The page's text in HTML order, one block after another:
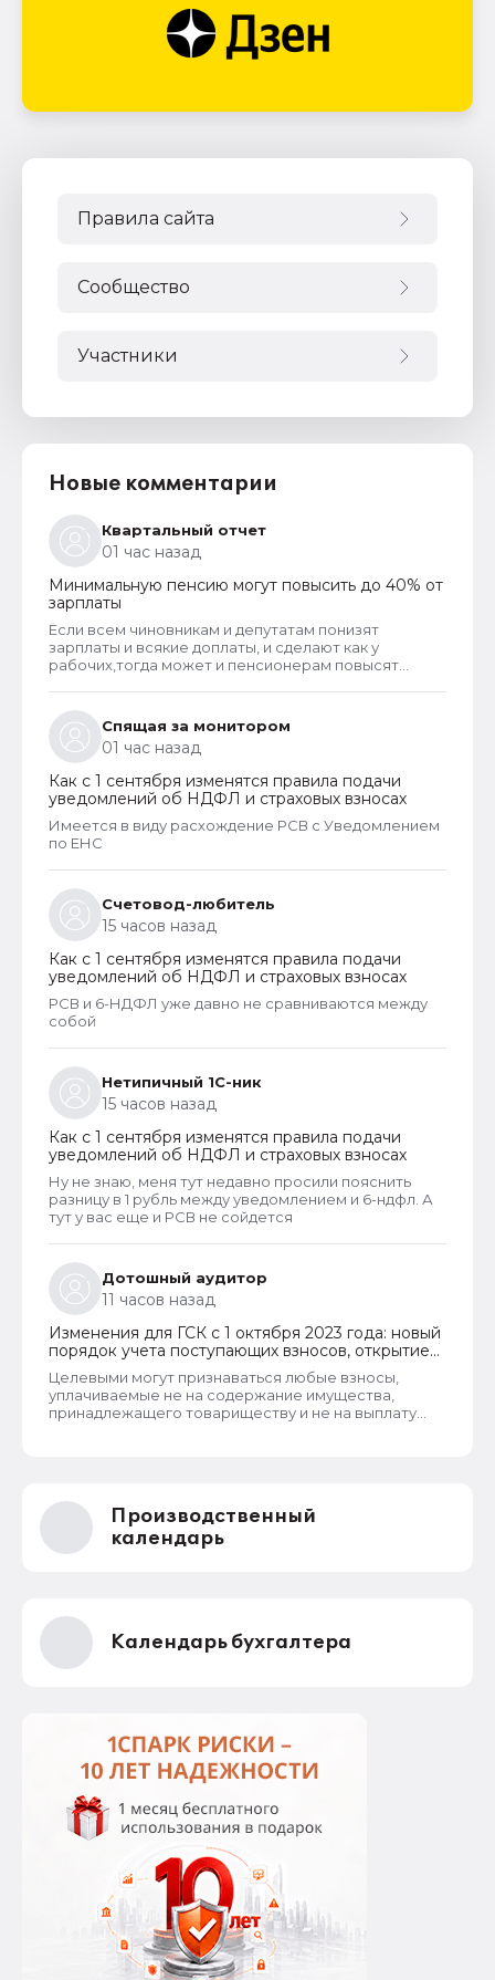
Правила сайта
Сообщество
Участники
Новые комментарии
Квартальный отчет
01 час назад
Минимальную пенсию могут повысить до 40% от
зарплаты
Если всем чиновникам и депутатам понизят
зарплаты и всякие доплаты, и сделают как у
рабочих,тогда может и пенсионерам повысят
Спящая за монитором
01 час назад
Как с 1 сентября изменятся правила подачи
уведомлений об НДФЛ и страховых взносах
Имеется в виду расхождение РСВ с Уведомлением
по ЕНС
Счетовод-любитель
15 часов назад
Как с 1 сентября изменятся правила подачи
уведомлений об НДФЛ и страховых взносах
РСВ и 6-НДФЛ уже давно не сравниваются между
собой
Нетипичный 1С-ник
15 часов назад
Как с 1 сентября изменятся правила подачи
уведомлений об НДФЛ и страховых взносах
Ну не знаю, меня тут недавно просили пояснить
разницу в 1 рубль между уведомлением и 6-ндфл. А
тут у вас еще и РСВ не сойдется
Дотошный аудитор
11 часов назад
Изменения для ГСК с 1 октября 2023 года: новый
порядок учета поступающих взносов, открытие
расчетных счетов и переход на применение
бухгалтерского ПО
Целевыми могут признаваться любые взносы,
уплачиваемые не на содержание имущества,
принадлежащего товариществу и не на выплату
собственников. Пример целевых взносов - взносы
на установку видеонаблюдения, охранных систем и
шлагбаумов. Платить их должны все собственники
гаражей.
Производственный
календарь
Календарь бухгалтера